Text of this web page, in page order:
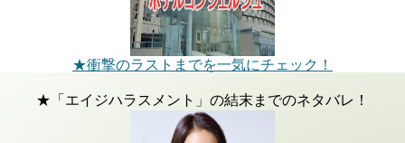
★衝撃のラストまでを一気にチェック！
★「エイジハラスメント」の結末までのネタバレ！